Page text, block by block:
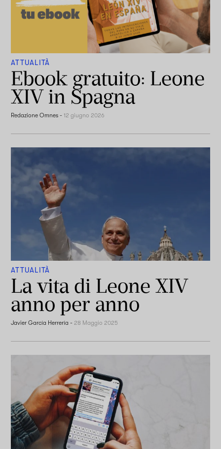
ATTUALITÀ
Ebook gratuito: Leone
XIV in Spagna
Redazione Omnes -12 giugno 2026
ATTUALITÀ
La vita di Leone XIV
anno per anno
Javier García Herrería - 28 Maggio 2025